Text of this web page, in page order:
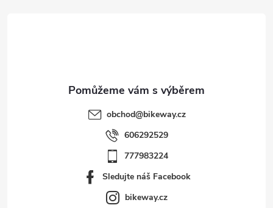
obchod@bikeway.cz
606292529
777983224
Sledujte náš Facebook
bikeway.cz